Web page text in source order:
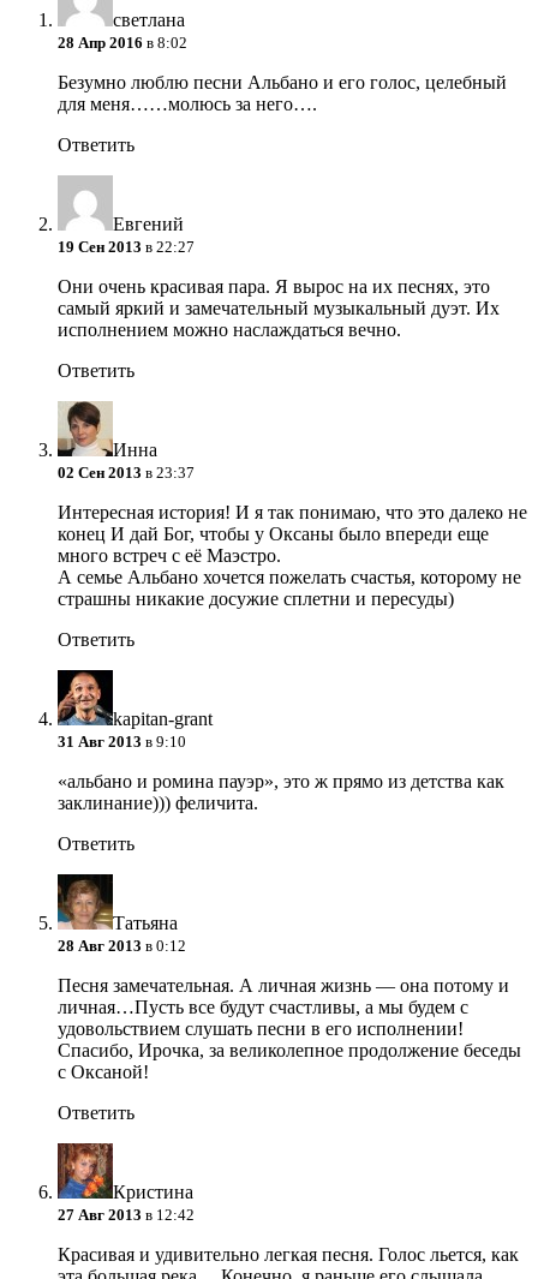
светлана
28 Апр 2016 в 8:02
Безумно люблю песни Альбано и его голос, целебный
для меня……молюсь за него….
Ответить
Евгений
19 Сен 2013 в 22:27
Они очень красивая пара. Я вырос на их песнях, это
самый яркий и замечательный музыкальный дуэт. Их
исполнением можно наслаждаться вечно.
Ответить
Инна
02 Сен 2013 в 23:37
Интересная история! И я так понимаю, что это далеко не
конец И дай Бог, чтобы у Оксаны было впереди еще
много встреч с её Маэстро.
А семье Альбано хочется пожелать счастья, которому не
страшны никакие досужие сплетни и пересуды)
Ответить
kapitan-grant
31 Авг 2013 в 9:10
«альбано и ромина пауэр», это ж прямо из детства как
заклинание))) феличита.
Ответить
Татьяна
28 Авг 2013 в 0:12
Песня замечательная. А личная жизнь — она потому и
личная…Пусть все будут счастливы, а мы будем с
удовольствием слушать песни в его исполнении!
Спасибо, Ирочка, за великолепное продолжение беседы
с Оксаной!
Ответить
Кристина
27 Авг 2013 в 12:42
Красивая и удивительно легкая песня. Голос льется, как